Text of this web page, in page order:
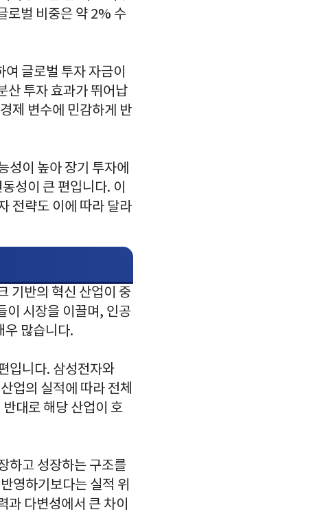
로벌 비중은 약 2% 수
글로벌 투자 자금이
산 투자 효과가 뛰어납
제 변수에 민감하게 반
성이 높아 장기 투자에
성이 큰 편입니다. 이
전략도 이에 따라 달라
기반의 혁신 산업이 중
이 시장을 이끌며, 인공
우 많습니다.
입니다. 삼성전자와
업의 실적에 따라 전체
대로 해당 산업이 호
하고 성장하는 구조를
영하기보다는 실적 위
다변성에서 큰 차이